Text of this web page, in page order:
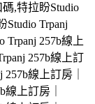
碼,特拉盼Studio
Studio Trpanj
Trpanj 257b線上
257b線上訂
線上訂房｜
線上訂房｜